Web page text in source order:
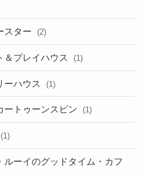
スター (2)
＆プレイハウス (1)
ーハウス (1)
ートゥーンスピン (1)
(1)
ルーイのグッドタイム・カフ